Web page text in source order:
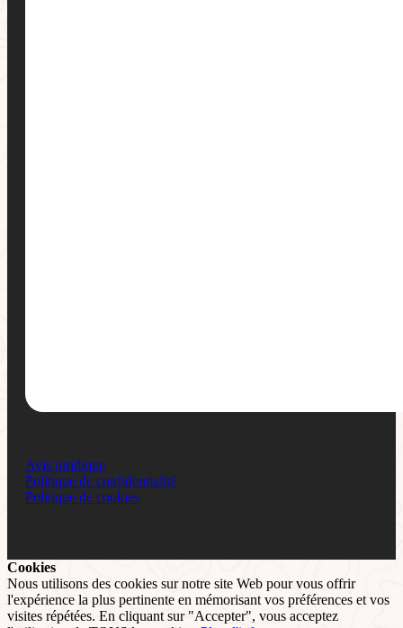
Avis juridique
Politique de confidentialité
Politique de cookies
Cookies
Nous utilisons des cookies sur notre site Web pour vous offrir
l'expérience la plus pertinente en mémorisant vos préférences et vos
visites répétées. En cliquant sur "Accepter", vous acceptez